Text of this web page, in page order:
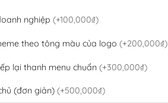
nghiệp (+100,000₫)
theo tông màu của logo (+200,000₫)
lại thanh menu chuẩn (+300,000₫)
(đơn giản) (+500,000₫)